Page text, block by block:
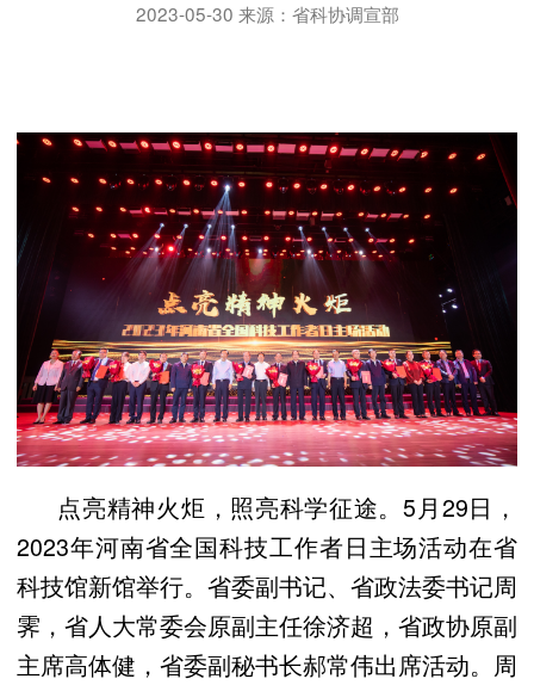
2023-05-30 来源：省科协调宣部
点亮精神火炬，照亮科学征途。5月29日，
2023年河南省全国科技工作者日主场活动在省
科技馆新馆举行。省委副书记、省政法委书记周
霁，省人大常委会原副主任徐济超，省政协原副
主席高体健，省委副秘书长郝常伟出席活动。周